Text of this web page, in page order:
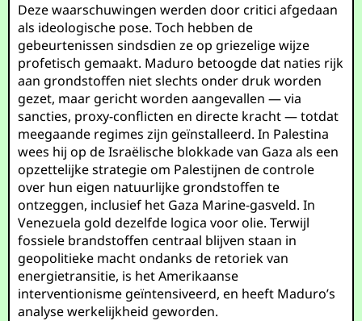
Deze waarschuwingen werden door critici afgedaan
als ideologische pose. Toch hebben de
gebeurtenissen sindsdien ze op griezelige wijze
profetisch gemaakt. Maduro betoogde dat naties rijk
aan grondstoffen niet slechts onder druk worden
gezet, maar gericht worden aangevallen — via
sancties, proxy-conflicten en directe kracht — totdat
meegaande regimes zijn geïnstalleerd. In Palestina
wees hij op de Israëlische blokkade van Gaza als een
opzettelijke strategie om Palestijnen de controle
over hun eigen natuurlijke grondstoffen te
ontzeggen, inclusief het Gaza Marine-gasveld. In
Venezuela gold dezelfde logica voor olie. Terwijl
fossiele brandstoffen centraal blijven staan in
geopolitieke macht ondanks de retoriek van
energietransitie, is het Amerikaanse
interventionisme geïntensiveerd, en heeft Maduro’s
analyse werkelijkheid geworden.